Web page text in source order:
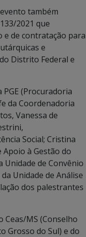
também
2021 que
e de contratação para
e
Distrito Federal e
(Procuradoria
da Coordenadoria
Vanessa de
Social; Cristina
à Gestão do
Unidade de Convênio
Unidade de Análise
dos palestrantes
Ceas/MS (Conselho
Grosso do Sul) e do